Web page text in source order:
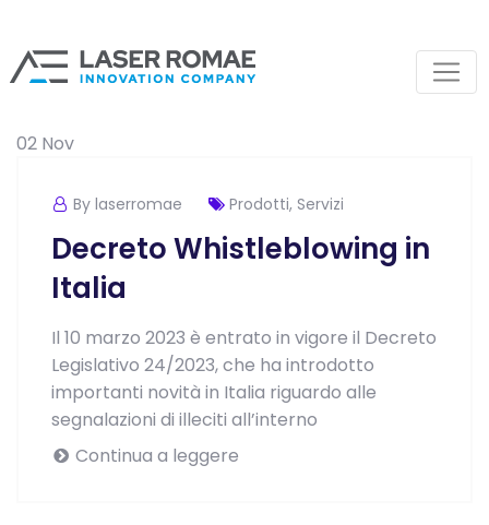
02 Nov
By laserromae Prodotti, Servizi
Decreto Whistleblowing in
Italia
Il 10 marzo 2023 è entrato in vigore il Decreto
Legislativo 24/2023, che ha introdotto
importanti novità in Italia riguardo alle
segnalazioni di illeciti all’interno
Continua a leggere